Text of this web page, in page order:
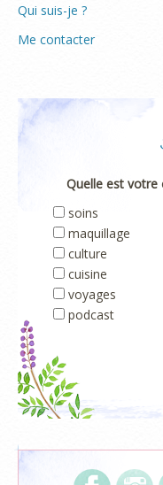
Qui suis-je ?
Me contacter
Quelle est votre
soins
maquillage
culture
cuisine
voyages
podcast